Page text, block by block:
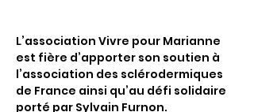
L’association Vivre pour Marianne
est fière d’apporter son soutien à
l’association des sclérodermiques
de France ainsi qu’au défi solidaire
porté par Sylvain Furnon.